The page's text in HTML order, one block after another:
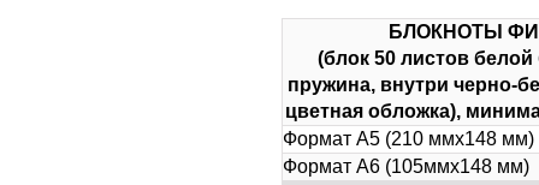
БЛОКНОТЫ
(блок 50 листов
пружина, внутри черно-
цветная обложка),
Формат А5 (210 ммх148 мм)
Формат А6 (105ммх148 мм)